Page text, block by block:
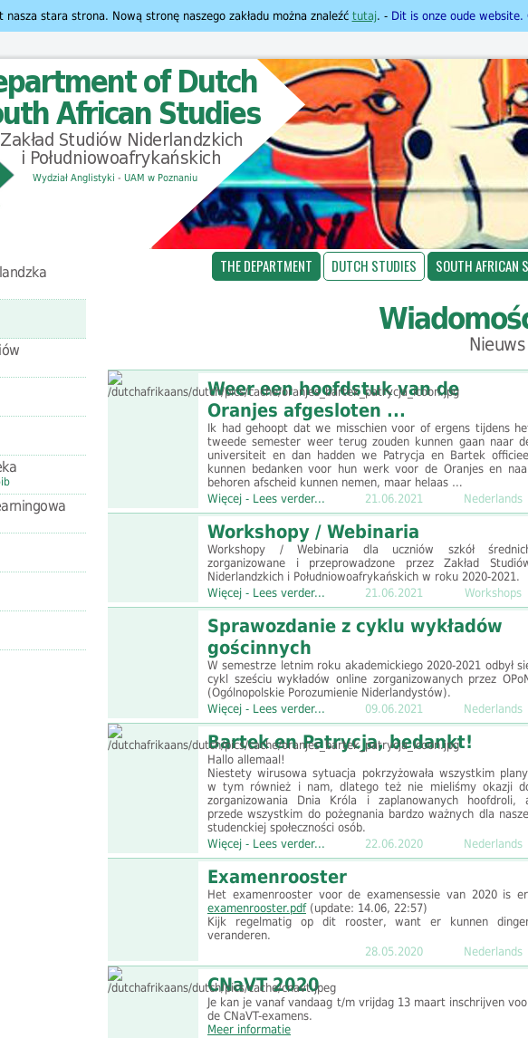
nasza stara strona. Nową stronę naszego zakładu można znaleźć tutaj. - Dit is onze oude
Wydział Anglistyki - UAM w Poznaniu
SOUTH AFRICAN
DUTCH STUDIES
THE DEPARTMENT
Nieuws
Weer een hoofdstuk van de
Oranjes afgesloten ...
Ik had gehoopt dat we misschien voor of ergens tijdens
tweede semester weer terug zouden kunnen gaan naar
universiteit en dan hadden we Patrycja en Bartek officieel
kunnen bedanken voor hun werk voor de Oranjes en
behoren afscheid kunnen nemen, maar helaas …
Więcej - Lees verder...
Nederlands
21.06.2021
Workshopy / Webinaria
Workshopy / Webinaria dla uczniów szkół
zorganizowane i przeprowadzone przez Zakład
Niderlandzkich i Południowoafrykańskich w roku 2020-2021.
Więcej - Lees verder...
Workshops
21.06.2021
Sprawozdanie z cyklu wykładów
gościnnych
W semestrze letnim roku akademickiego 2020-2021 odbył
cykl sześciu wykładów online zorganizowanych przez
(Ogólnopolskie Porozumienie Niderlandystów).
Więcej - Lees verder...
Nederlands
09.06.2021
Bartek en Patrycja, bedankt!
Hallo allemaal!
Niestety wirusowa sytuacja pokrzyżowała wszystkim
w tym również i nam, dlatego też nie mieliśmy okazji
zorganizowania Dnia Króla i zaplanowanych hoofdroli,
przede wszystkim do pożegnania bardzo ważnych dla
studenckiej społeczności osób.
Więcej - Lees verder...
Nederlands
22.06.2020
Examenrooster
Het examenrooster voor de examensessie van 2020 is
examenrooster.pdf(update: 14.06, 22:57)
Kijk regelmatig op dit rooster, want er kunnen
veranderen.
Nederlands
28.05.2020
CNaVT 2020
Je kan je vanaf vandaag t/m vrijdag 13 maart inschrijven
de CNaVT-examens.
Meer informatie